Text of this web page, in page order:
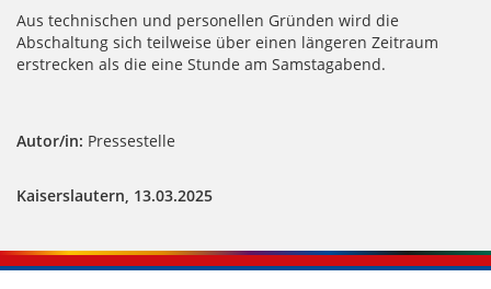
Aus technischen und personellen Gründen wird die
Abschaltung sich teilweise über einen längeren Zeitraum
erstrecken als die eine Stunde am Samstagabend.
Autor/in: Pressestelle
Kaiserslautern, 13.03.2025